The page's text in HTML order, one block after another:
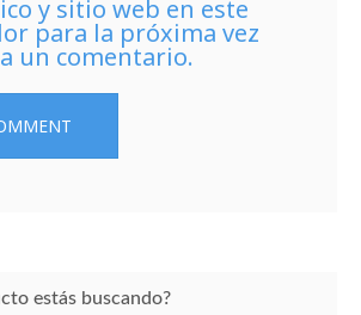
y sitio web en este
para la próxima vez
un comentario.
estás buscando?